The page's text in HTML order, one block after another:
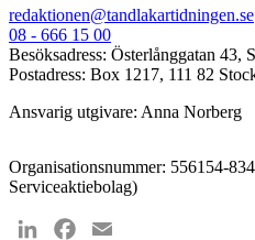
redaktionen@tandlakartidningen.se
08 - 666 15 00
Besöksadress: Österlånggatan 43,
Postadress: Box 1217, 111 82
Ansvarig utgivare: Anna Norberg
Organisationsnummer: 556154-
Serviceaktiebolag)
LinkedInFacebook